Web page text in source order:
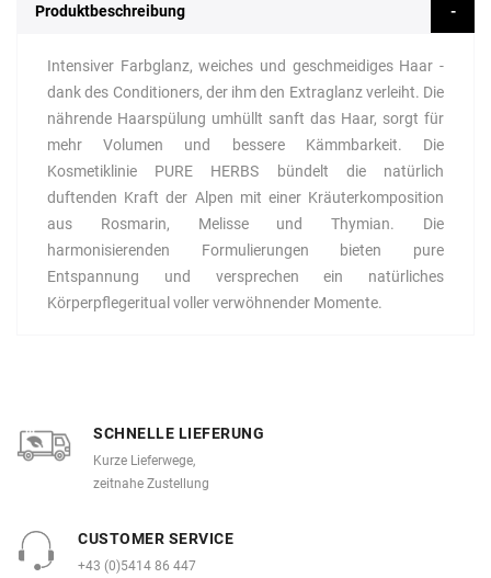
Produktbeschreibung
Intensiver Farbglanz, weiches und geschmeidiges Haar -
dank des Conditioners, der ihm den Extraglanz verleiht. Die
nährende Haarspülung umhüllt sanft das Haar, sorgt für
mehr Volumen und bessere Kämmbarkeit. Die
Kosmetiklinie PURE HERBS bündelt die natürlich
duftenden Kraft der Alpen mit einer Kräuterkomposition
aus Rosmarin, Melisse und Thymian. Die
harmonisierenden Formulierungen bieten pure
Entspannung und versprechen ein natürliches
Körperpflegeritual voller verwöhnender Momente.
SCHNELLE LIEFERUNG
Kurze Lieferwege,
zeitnahe Zustellung
CUSTOMER SERVICE
+43 (0)5414 86 447